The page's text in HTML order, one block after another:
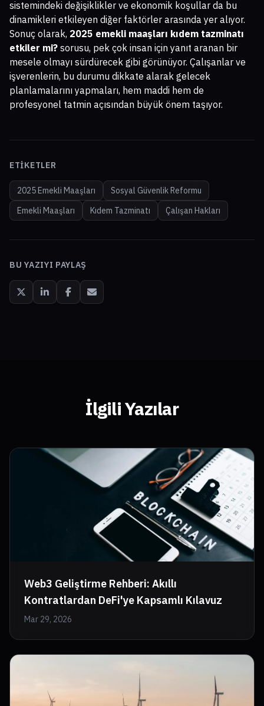
sistemindeki değişiklikler ve ekonomik koşullar da bu
dinamikleri etkileyen diğer faktörler arasında yer alıyor.
Sonuç olarak, 2025 emekli maaşları kıdem tazminatı
etkiler mi? sorusu, pek çok insan için yanıt aranan bir
mesele olmayı sürdürecek gibi görünüyor. Çalışanlar ve
işverenlerin, bu durumu dikkate alarak gelecek
planlamalarını yapmaları, hem maddi hem de
profesyonel tatmin açısından büyük önem taşıyor.
ETIKETLER
2025 Emekli Maaşları
Sosyal Güvenlik Reformu
Emekli Maaşları
Kıdem Tazminatı Çalışan Hakları
BU YAZIYI PAYLAŞ
İlgili Yazılar
Web3 Geliştirme Rehberi: Akıllı
Kontratlardan DeFi'ye Kapsamlı Kılavuz
Mar 29, 2026